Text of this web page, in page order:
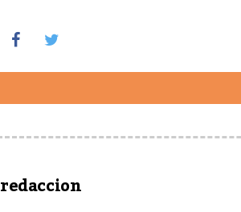
redaccion